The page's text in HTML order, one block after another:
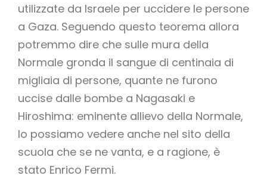
utilizzate da Israele per uccidere le persone
a Gaza. Seguendo questo teorema allora
potremmo dire che sulle mura della
Normale gronda il sangue di centinaia di
migliaia di persone, quante ne furono
uccise dalle bombe a Nagasaki e
Hiroshima: eminente allievo della Normale,
lo possiamo vedere anche nel sito della
scuola che se ne vanta, e a ragione, è
stato Enrico Fermi.